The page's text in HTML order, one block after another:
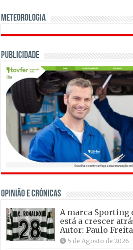
Meteorologia
Publicidade
OPINIÃO E CRÓNICAS
A marca Sporting
está a crescer
Autor: Paulo
5 de Agosto de 2026